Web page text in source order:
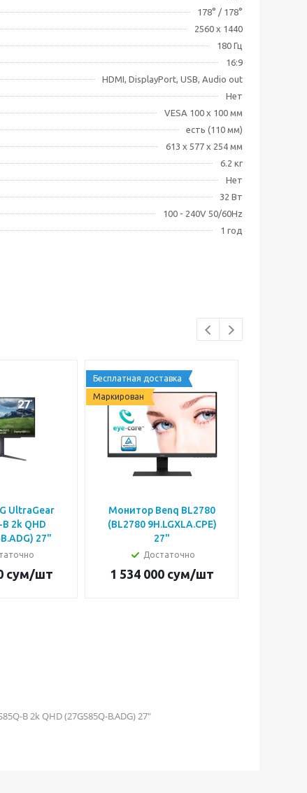
178° / 178°
2560 x 1440
180 Гц
16:9
HDMI, DisplayPort, USB, Audio out
Нет
VESA 100 x 100 мм
есть (110 мм)
613 х 577 х 254 мм
6.2 кг
Нет
32 Вт
100 - 240V 50/60Hz
1 год
UltraGear
2k QHD
27"
сум/шт
Бесплатная доставка
Маркирован
Монитор Benq BL2780
(BL2780 9H.LGXLA.CPE)
27"
Достаточно
1 534 000 сум/шт
B 2k QHD (27GS85Q-B.ADG) 27"